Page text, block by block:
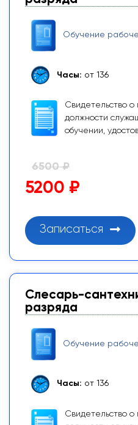
Обучение
Часы: от 136
Свидетельство
должности
обучении,
6500 ₽
5200 ₽
Записаться
Слесарь-
разряда
Обучение
Часы: от 136
Свидетельство